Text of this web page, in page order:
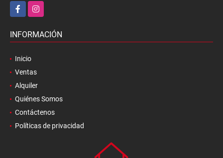
FacebookInstagram
INFORMACIÓN
Inicio
Ventas
Alquiler
Quiénes Somos
Contáctenos
Políticas de privacidad